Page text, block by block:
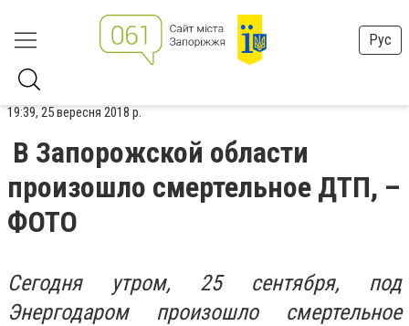
Рус
19:39, 25 вересня 2018 р.
В Запорожской области
произошло смертельное ДТП, –
ФОТО
Сегодня утром, 25 сентября, под
Энергодаром произошло смертельное